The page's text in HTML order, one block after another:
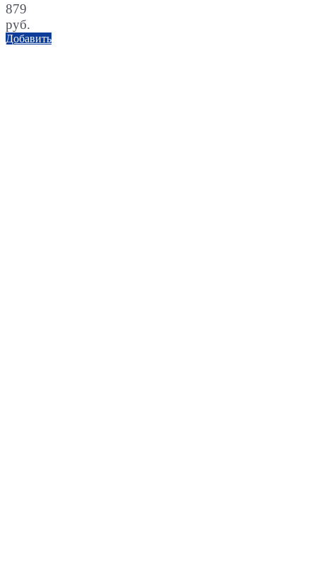
879
руб.
Добавить